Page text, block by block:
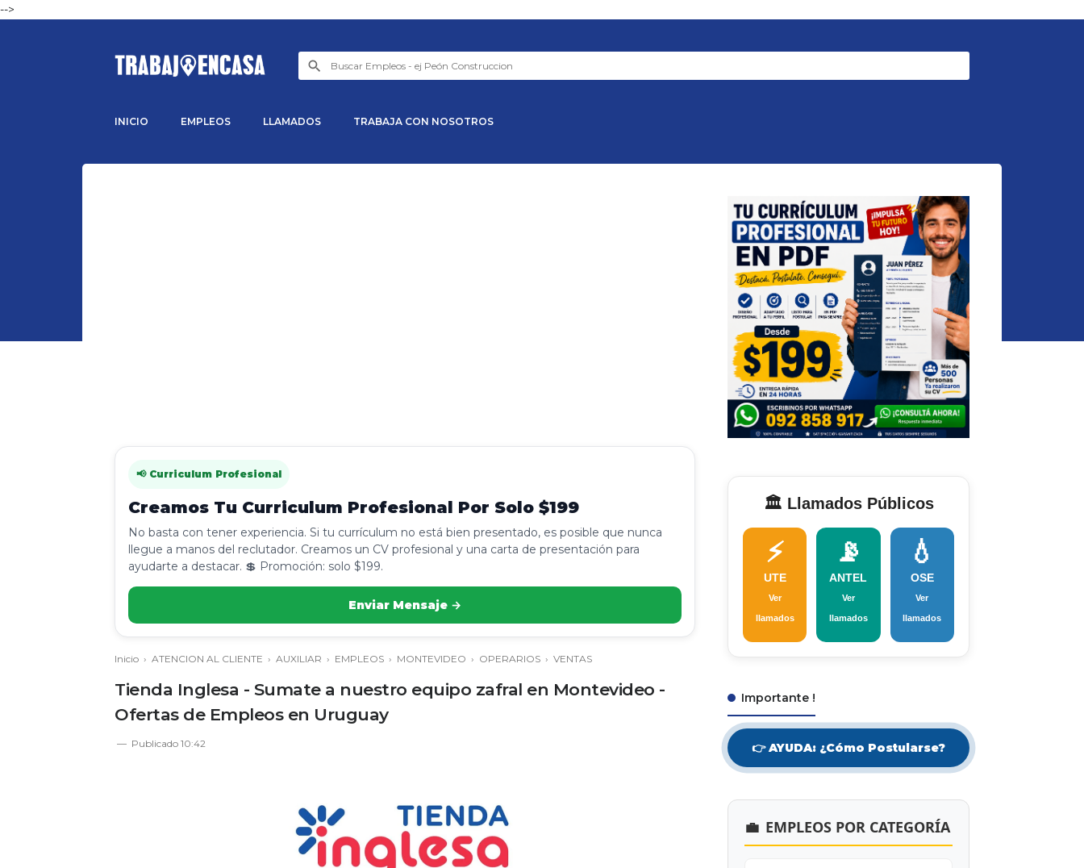
-->
INICIO EMPLEOS LLAMADOS TRABAJA CON NOSOTROS
📢 Curriculum Profesional
Creamos Tu Curriculum Profesional Por Solo $199
No basta con tener experiencia. Si tu currículum no está bien presentado, es posible que nunca
llegue a manos del reclutador. Creamos un CV profesional y una carta de presentación para
ayudarte a destacar. 💲 Promoción: solo $199.
Enviar Mensaje →
Inicio › ATENCION AL CLIENTE › AUXILIAR › EMPLEOS › MONTEVIDEO › OPERARIOS › VENTAS
Tienda Inglesa - Sumate a nuestro equipo zafral en Montevideo -
Ofertas de Empleos en Uruguay
Publicado 10:42
🏛️ Llamados Públicos
⚡
UTE
Ver
llamados
📡
ANTEL
Ver
llamados
💧
OSE
Ver
llamados
Importante !
👉 AYUDA: ¿Cómo Postularse?
💼 EMPLEOS POR CATEGORÍA